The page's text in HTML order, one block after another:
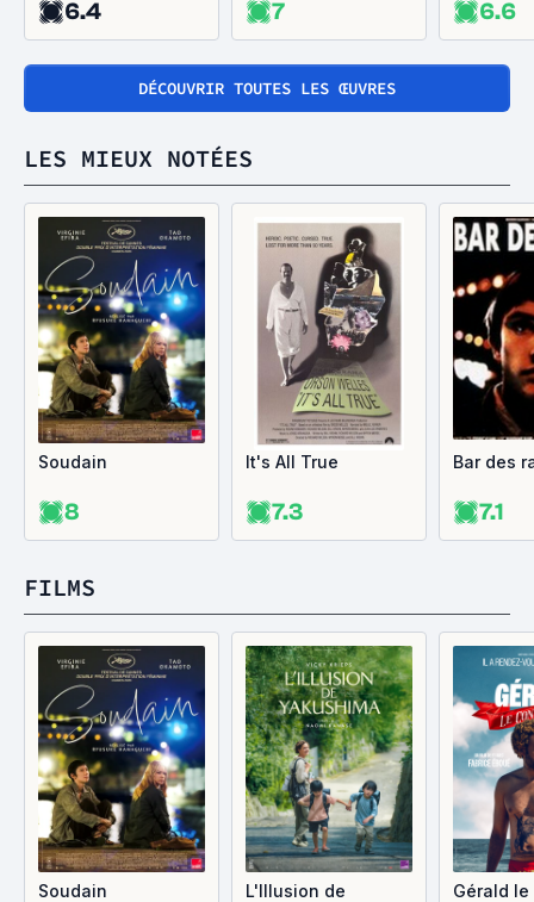
6.4 7 6.6
DÉCOUVRIR TOUTES LES ŒUVRES
LES MIEUX NOTÉES
Soudain
8
It's All True
7.3
Bar des
7.1
FILMS
Soudain
L'Illusion de
Gérald le